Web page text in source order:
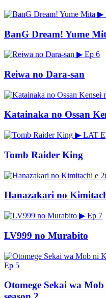
▶
BanG Dream! Yume
▶ Ep 6
Reiwa no Dara-san
Katainaka no Ossan
▶ LAT
Tomb Raider King
Hanazakari no
▶ Ep 7
LV999 no Murabito
Ep 5
Otomege Sekai wa